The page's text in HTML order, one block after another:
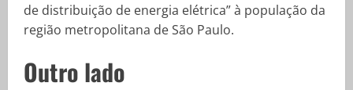
de distribuição de energia elétrica” à população da
região metropolitana de São Paulo.
Outro lado